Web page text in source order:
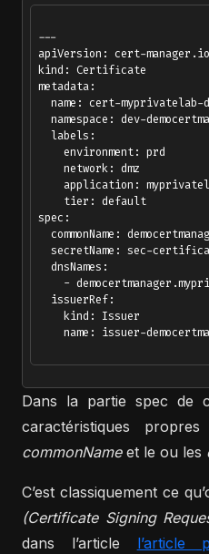
---
apiVersion: cert-
kind: Certificate
metadata:
name: cert-myprivatelab-
namespace: dev-
  labels:
    environment: prd
    network: dmz
application:
    tier: default
spec:
commonName:
secretName: sec-
  dnsNames:
-
  issuerRef:
    kind: Issuer
name: issuer-
Dans la partie spec de
caractéristiques
commonNameet le ou les
C’est classiquement ce
(Certificate Signing
dans l’article l’article